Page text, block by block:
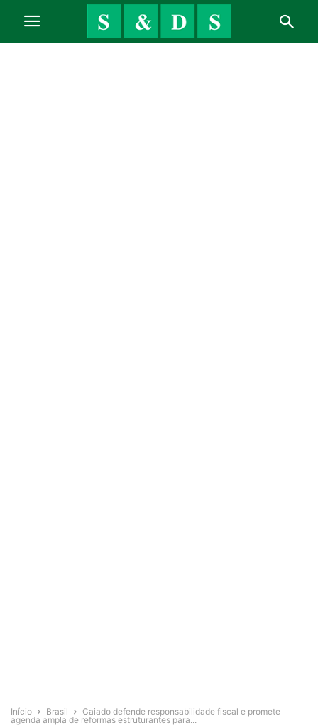
Início Brasil
Caiado defende responsabilidade fiscal e promete
agenda ampla de reformas estruturantes para...